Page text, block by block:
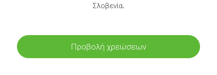
Σλοβενία.
Προβολή χρεώσεων